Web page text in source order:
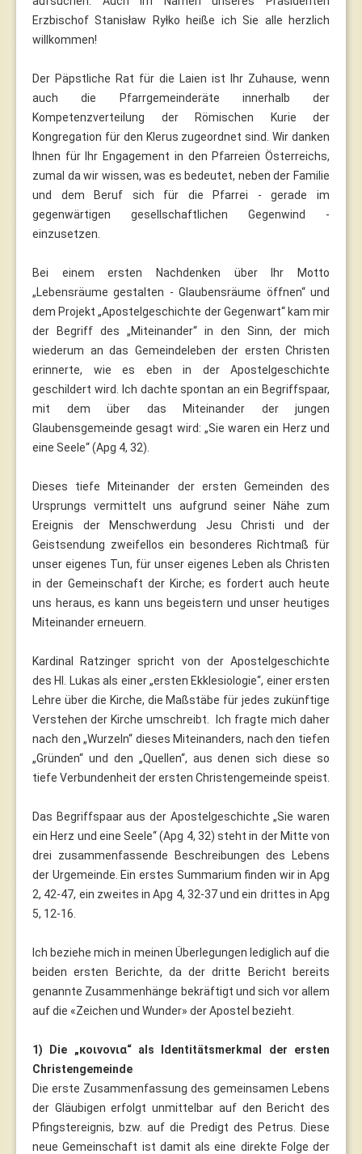
Erzbischof Stanisław Ryłko heiße ich Sie alle herzlich
willkommen!
Der Päpstliche Rat für die Laien ist Ihr Zuhause, wenn
auch die Pfarrgemeinderäte innerhalb der
Kompetenzverteilung der Römischen Kurie der
Kongregation für den Klerus zugeordnet sind. Wir danken
Ihnen für Ihr Engagement in den Pfarreien Österreichs,
zumal da wir wissen, was es bedeutet, neben der Familie
und dem Beruf sich für die Pfarrei - gerade im
gegenwärtigen gesellschaftlichen Gegenwind -
einzusetzen.
Bei einem ersten Nachdenken über Ihr Motto
„Lebensräume gestalten - Glaubensräume öffnen“ und
dem Projekt „Apostelgeschichte der Gegenwart“ kam mir
der Begriff des „Miteinander“ in den Sinn, der mich
wiederum an das Gemeindeleben der ersten Christen
erinnerte, wie es eben in der Apostelgeschichte
geschildert wird. Ich dachte spontan an ein Begriffspaar,
mit dem über das Miteinander der jungen
Glaubensgemeinde gesagt wird: „Sie waren ein Herz und
eine Seele“ (Apg 4, 32).
Dieses tiefe Miteinander der ersten Gemeinden des
Ursprungs vermittelt uns aufgrund seiner Nähe zum
Ereignis der Menschwerdung Jesu Christi und der
Geistsendung zweifellos ein besonderes Richtmaß für
unser eigenes Tun, für unser eigenes Leben als Christen
in der Gemeinschaft der Kirche; es fordert auch heute
uns heraus, es kann uns begeistern und unser heutiges
Miteinander erneuern.
Kardinal Ratzinger spricht von der Apostelgeschichte
des Hl. Lukas als einer „ersten Ekklesiologie“, einer ersten
Lehre über die Kirche, die Maßstäbe für jedes zukünftige
Verstehen der Kirche umschreibt. Ich fragte mich daher
nach den „Wurzeln“ dieses Miteinanders, nach den tiefen
„Gründen“ und den „Quellen“, aus denen sich diese so
tiefe Verbundenheit der ersten Christengemeinde speist.
Das Begriffspaar aus der Apostelgeschichte „Sie waren
ein Herz und eine Seele“ (Apg 4, 32) steht in der Mitte von
drei zusammenfassende Beschreibungen des Lebens
der Urgemeinde. Ein erstes Summarium finden wir in Apg
2, 42-47, ein zweites in Apg 4, 32-37 und ein drittes in Apg
5, 12-16.
Ich beziehe mich in meinen Überlegungen lediglich auf die
beiden ersten Berichte, da der dritte Bericht bereits
genannte Zusammenhänge bekräftigt und sich vor allem
auf die «Zeichen und Wunder» der Apostel bezieht.
1) Die „κοινονια“ als Identitätsmerkmal der ersten
Christengemeinde
Die erste Zusammenfassung des gemeinsamen Lebens
der Gläubigen erfolgt unmittelbar auf den Bericht des
Pfingstereignis, bzw. auf die Predigt des Petrus. Diese
neue Gemeinschaft ist damit als eine direkte Folge der